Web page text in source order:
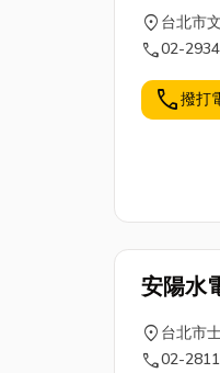
location_on 台北市
call02-
call撥打
安陽水
location_on 台北市
call02-